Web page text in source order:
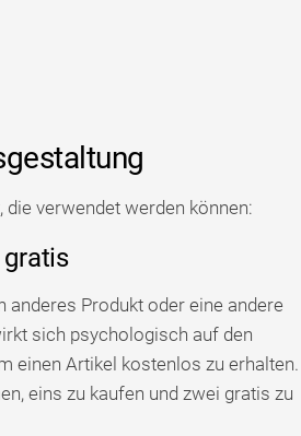
verwendet werden können:
gratis
anderes Produkt oder eine andere
sich psychologisch auf den
einen Artikel kostenlos zu erhalten.
eins zu kaufen und zwei gratis zu